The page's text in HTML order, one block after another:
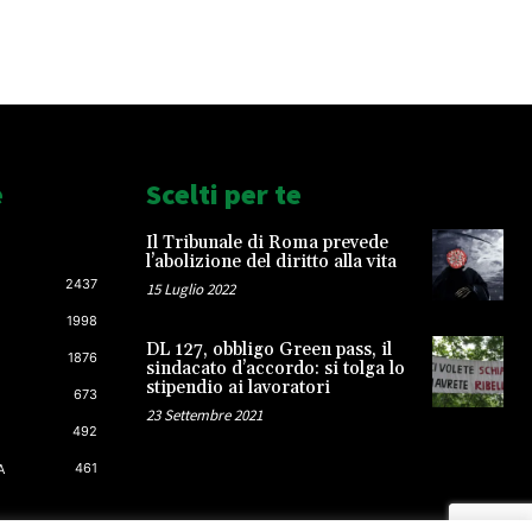
2437
1998
1876
673
492
461
Scelti per te
Il Tribunale di Roma prevede
l’abolizione del diritto alla vita
15 Luglio 2022
DL 127, obbligo Green pass, il
sindacato d’accordo: si tolga lo
stipendio ai lavoratori
23 Settembre 2021